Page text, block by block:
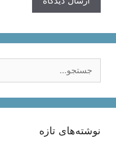
نوشته‌های تازه